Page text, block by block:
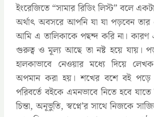
ইংরেজিতে “সামার রিডিং লিস্ট” বলে
অর্থাৎ অবসরে আপনি যা যা পড়বেন
আমি এ তালিকাকে পছন্দ করি না।
গুরুত্ব ও মূল্য আছে তা নষ্ট হয়ে যায়।
হালকাভাবে নেওয়ার মধ্যে দিয়ে
অপমান করা হয়। শখের বশে বই পড়ে
পরিবর্তে বইকে এমনভাবে নিতে হবে যাতে
চিন্তা, অনূভুতি, স্বপ্নে’র সাথে নিজকে